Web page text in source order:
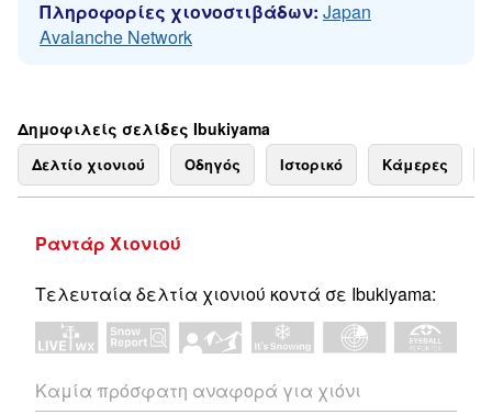
Πληροφορίες χιονοστιβάδων: Japan
Avalanche Network
Δημοφιλείς σελίδες Ibukiyama
Δελτίο χιονιού Οδηγός Ιστορικό Κάμερες
Ραντάρ Χιονιού
Τελευταία δελτία χιονιού κοντά σε Ibukiyama:
Καμία πρόσφατη αναφορά για χιόνι